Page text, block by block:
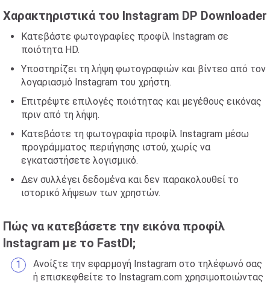
Χαρακτηριστικά του Instagram DP Downloader
Κατεβάστε φωτογραφίες προφίλ Instagram σε
ποιότητα HD.
Υποστηρίζει τη λήψη φωτογραφιών και βίντεο από τον
λογαριασμό Instagram του χρήστη.
Επιτρέψτε επιλογές ποιότητας και μεγέθους εικόνας
πριν από τη λήψη.
Κατεβάστε τη φωτογραφία προφίλ Instagram μέσω
προγράμματος περιήγησης ιστού, χωρίς να
εγκαταστήσετε λογισμικό.
Δεν συλλέγει δεδομένα και δεν παρακολουθεί το
ιστορικό λήψεων των χρηστών.
Πώς να κατεβάσετε την εικόνα προφίλ
Instagram με το FastDl;
Ανοίξτε την εφαρμογή Instagram στο τηλέφωνό σας
ή επισκεφθείτε το Instagram.com χρησιμοποιώντας